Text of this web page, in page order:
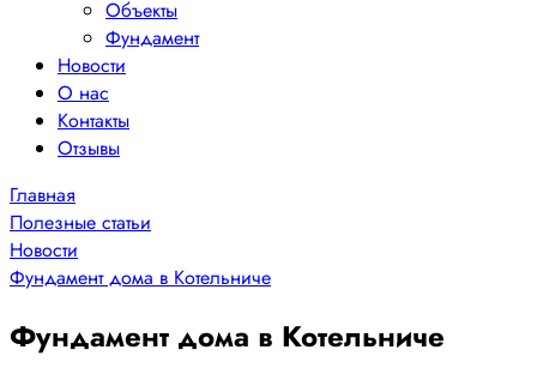
Объекты
Фундамент
Новости
О нас
Контакты
Отзывы
Главная
Полезные статьи
Новости
Фундамент дома в Котельниче
Фундамент дома в Котельниче